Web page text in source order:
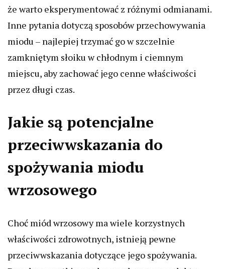
że warto eksperymentować z różnymi odmianami.
Inne pytania dotyczą sposobów przechowywania
miodu – najlepiej trzymać go w szczelnie
zamkniętym słoiku w chłodnym i ciemnym
miejscu, aby zachować jego cenne właściwości
przez długi czas.
Jakie są potencjalne
przeciwwskazania do
spożywania miodu
wrzosowego
Choć miód wrzosowy ma wiele korzystnych
właściwości zdrowotnych, istnieją pewne
przeciwwskazania dotyczące jego spożywania.